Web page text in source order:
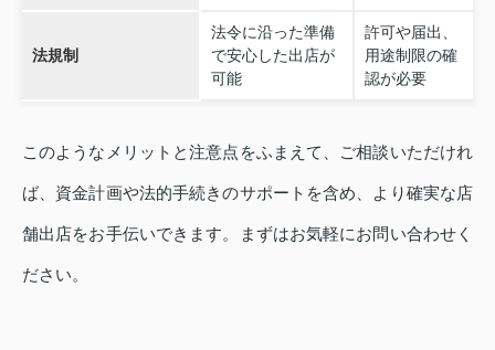
法規制
法令に沿った準備
で安心した出店が
可能
許可や届出、
用途制限の確
認が必要
このようなメリットと注意点をふまえて、ご相談いただけれ
ば、資金計画や法的手続きのサポートを含め、より確実な店
舗出店をお手伝いできます。まずはお気軽にお問い合わせく
ださい。